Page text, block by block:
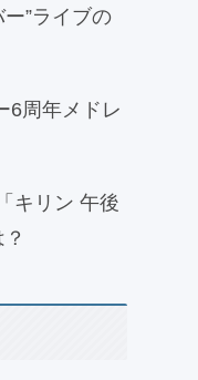
”ライブの
6周年メドレ
キリン 午後